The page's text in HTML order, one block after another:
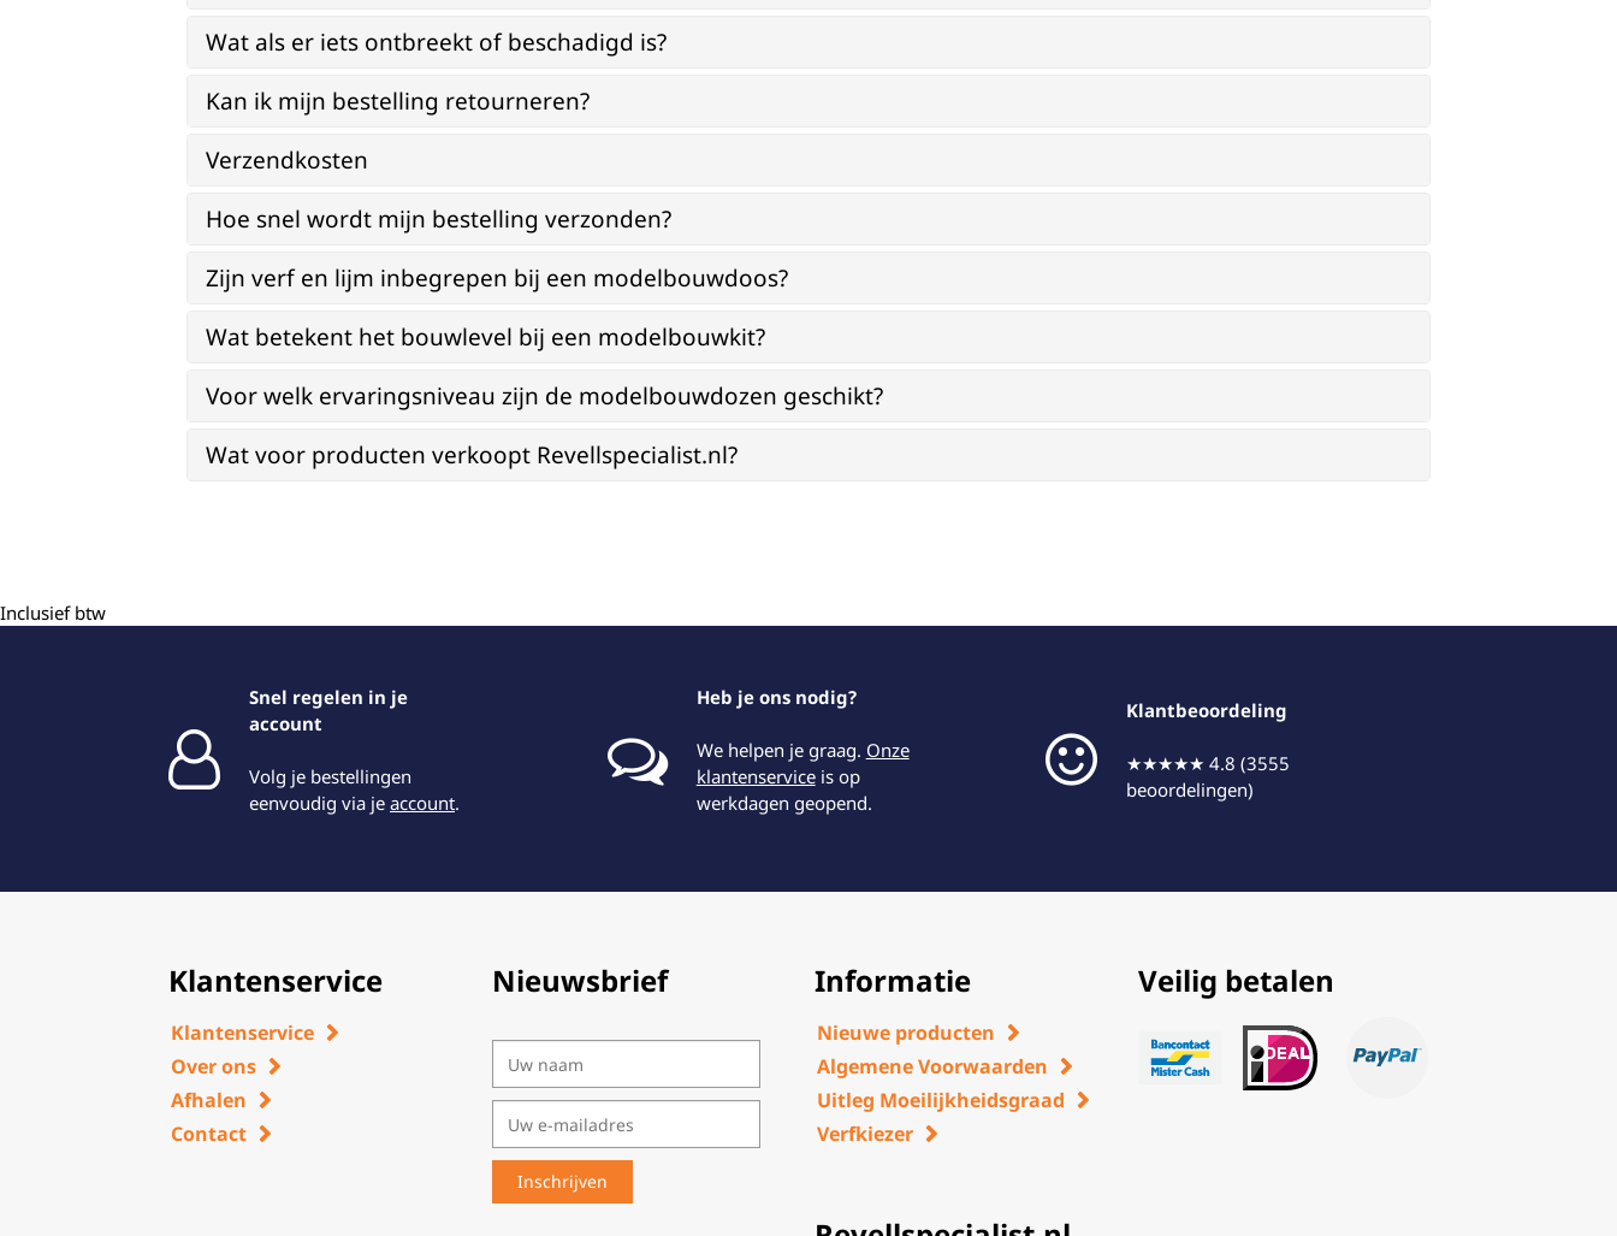
Wat als er iets ontbreekt of beschadigd is?
Kan ik mijn bestelling retourneren?
Verzendkosten
Hoe snel wordt mijn bestelling verzonden?
Zijn verf en lijm inbegrepen bij een modelbouwdoos?
Wat betekent het bouwlevel bij een modelbouwkit?
Voor welk ervaringsniveau zijn de modelbouwdozen geschikt?
Wat voor producten verkoopt Revellspecialist.nl?
Inclusief btw
Snel regelen in je
account
Volg je bestellingen
eenvoudig via je account.
Heb je ons nodig?
We helpen je graag. Onze
klantenserviceis op
werkdagen geopend.
Klantbeoordeling
★★★★★ 4.8 (3555
beoordelingen)
Klantenservice
Klantenservice
Over ons
Afhalen
Contact
Nieuwsbrief Informatie
Nieuwe producten
Algemene Voorwaarden
Uitleg Moeilijkheidsgraad
Verfkiezer
Veilig betalen